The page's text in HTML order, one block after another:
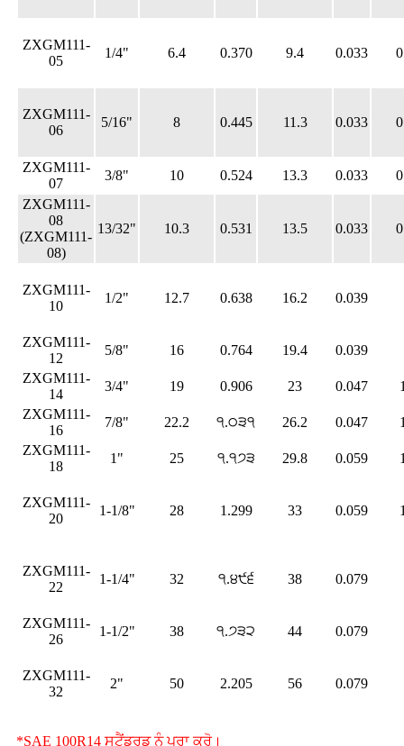
ZXGM111-
05
1/4" 6.4 0.370 9.4 0.033
ZXGM111-
06
5/16" 8 0.445 11.3 0.033
ZXGM111-
07
3/8" 10 0.524 13.3 0.033
ZXGM111-
08
(ZXGM111-
08)
13/32" 10.3 0.531 13.5 0.033
ZXGM111-
10
1/2" 12.7 0.638 16.2 0.039
ZXGM111-
12
5/8" 16 0.764 19.4
0.039
ZXGM111-
14
3/4" 19 0.906 23 0.047
ZXGM111-
16
7/8" 22.2 ੧.੦੩੧ 26.2 0.047
ZXGM111-
18
1" 25 ੧.੧੭੩ 29.8 0.059
ZXGM111-
20
1-1/8" 28 1.299 33 0.059
ZXGM111-
22
1-1/4" 32 ੧.੪੯੬ 38 0.079
ZXGM111-
26
1-1/2" 38 ੧.੭੩੨ 44 0.079
ZXGM111-
32
2" 50 2.205 56 0.079
*SAE 100R14 ਸਟੈਂਡਰਡ ਨੂੰ ਪੂਰਾ ਕਰੋ।